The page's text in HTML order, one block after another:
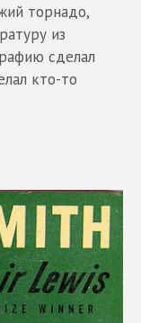
торнадо,
из
сделал
кто-то